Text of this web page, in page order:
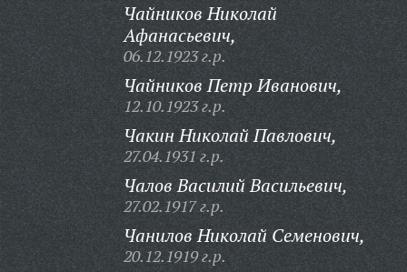
Чайников Николай
Афанасьевич,
06.12.1923 г.р.
Чайников Петр Иванович,
12.10.1923 г.р.
Чакин Николай Павлович,
27.04.1931 г.р.
Чалов Василий Васильевич,
27.02.1917 г.р.
Чанилов Николай Семенович,
20.12.1919 г.р.